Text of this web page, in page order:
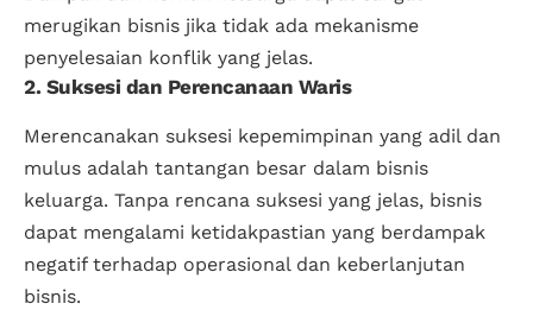
merugikan bisnis jika tidak ada mekanisme
penyelesaian konflik yang jelas.
2. Suksesi dan Perencanaan Waris
Merencanakan suksesi kepemimpinan yang adil dan
mulus adalah tantangan besar dalam bisnis
keluarga. Tanpa rencana suksesi yang jelas, bisnis
dapat mengalami ketidakpastian yang berdampak
negatif terhadap operasional dan keberlanjutan
bisnis.